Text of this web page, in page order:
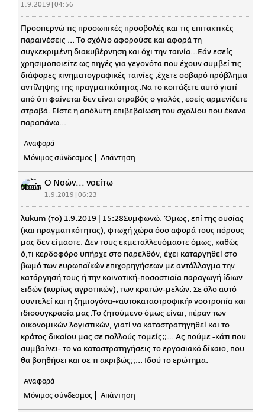
1.9.2019 | 04:56
Προσπερνώ τις προσωπικές προσβολές και τις επιτακτικές
παραινέσεις ... Το σχόλιο αφορούσε και αφορά τη
συγκεκριμένη διακυβέρνηση και όχι την ταινία...Εάν εσείς
χρησιμοποιείτε ως πηγές για γεγονότα που έχουν συμβεί τις
διάφορες κινηματογραφικές ταινίες ,έχετε σοβαρό πρόβλημα
αντίληψης της πραγματικότητας.Να το κοιτάξετε αυτό γιατί
από ότι φαίνεται δεν είναι στραβός ο γιαλός, εσείς αρμενίζετε
στραβά. Είστε η απόλυτη επιβεβαίωση του σχολίου που έκανα
παραπάνω...
Αναφορά
Μόνιμος σύνδεσμος
Απάντηση
Ο Νοών... νοείτω
1.9.2019 | 06:23
λukum (το) 1.9.2019 | 15:28Συμφωνώ. Όμως, επί της ουσίας
(και πραγματικότητας), φτωχή χώρα όσο αφορά τους πόρους
μας δεν είμαστε. Δεν τους εκμεταλλευόμαστε όμως, καθώς
ό,τι κερδοφόρο υπήρχε στο παρελθόν, έχει καταργηθεί στο
βωμό των ευρωπαϊκών επιχορηγήσεων με αντάλλαγμα την
κατάργησή τους ή την κοινοτική-ποσοστιαία παραγωγή ίδιων
ειδών (κυρίως αγροτικών), των κρατών-μελών. Σε όλο αυτό
συντελεί και η ζημιογόνα-«αυτοκαταστροφική» νοοτροπία και
ιδιοσυγκρασία μας.Το ζητούμενο όμως είναι, πέραν των
οικονομικών λογιστικών, γιατί να καταστρατηγηθεί και το
κράτος δικαίου μας σε πολλούς τομείς;;... Ας πούμε -κάτι που
συμβαίνει- το να καταστρατηγήσεις το εργασιακό δίκαιο, που
θα βοηθήσει και σε τι ακριβώς;;... Ιδού το ερώτημα.
Αναφορά
Μόνιμος σύνδεσμος
Απάντηση